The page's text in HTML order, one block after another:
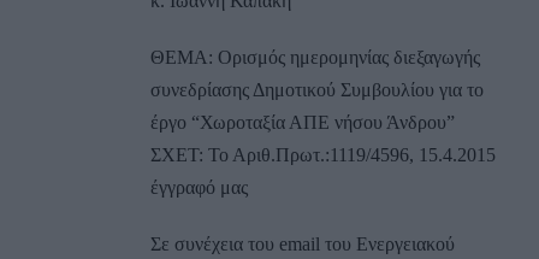
ΘΕΜΑ: Ορισμός ημερομηνίας διεξαγωγής
συνεδρίασης Δημοτικού Συμβουλίου για το
έργο “Χωροταξία ΑΠΕ νήσου Άνδρου”
ΣΧΕΤ: Το Αριθ.Πρωτ.:1119/4596, 15.4.2015
έγγραφό μας
Σε συνέχεια του email του Ενεργειακού